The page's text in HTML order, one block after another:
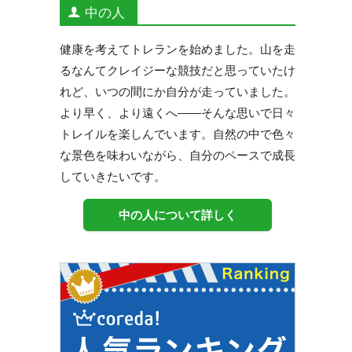
中の人
健康を考えてトレランを始めました。山を走
るなんてクレイジーな競技だと思っていたけ
れど、いつの間にか自分が走っていました。
より早く、より遠くへ——そんな思いで日々
トレイルを楽しんでいます。自然の中で色々
な景色を味わいながら、自分のペースで成長
していきたいです。
中の人について詳しく